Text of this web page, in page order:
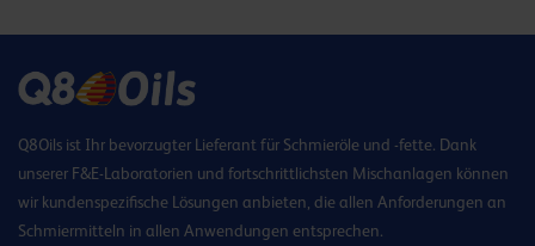
Q8Oils ist Ihr bevorzugter Lieferant für Schmieröle und -fette. Dank
unserer F&E-Laboratorien und fortschrittlichsten Mischanlagen können
wir kundenspezifische Lösungen anbieten, die allen Anforderungen an
Schmiermitteln in allen Anwendungen entsprechen.